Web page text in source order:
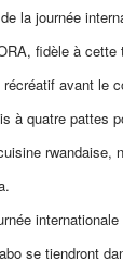
la journée
, fidèle à
avant le
à quatre pattes
rwandaise,
internat
se tiendront